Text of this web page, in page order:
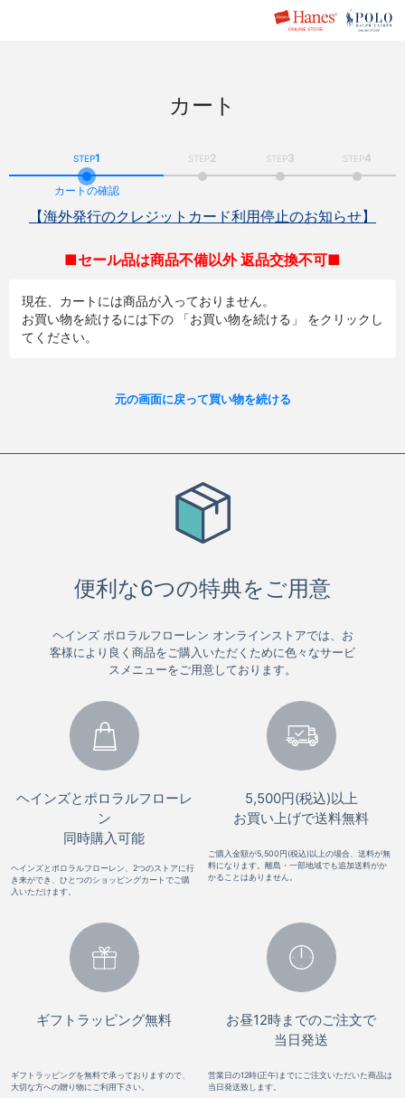
カート
STEP1
カートの確認
STEP2 STEP3 STEP4
【海外発行のクレジットカード利用停止のお知らせ】
■セール品は商品不備以外 返品交換不可■
現在、カートには商品が入っておりません。
お買い物を続けるには下の 「お買い物を続ける」 をクリックし
てください。
元の画面に戻って買い物を続ける
便利な6つの特典をご用意
ヘインズ ポロラルフローレン オンラインストアでは、お
客様により良く商品をご購入いただくために色々なサービ
スメニューをご用意しております。
ヘインズとポロラルフローレ
ン
同時購入可能
ヘインズとポロラルフローレン、2つのストアに行
き来ができ、ひとつのショッピングカートでご購
入いただけます。
5,500円(税込)以上
お買い上げで送料無料
ご購入金額が5,500円(税込)以上の場合、送料が無
料になります。離島・一部地域でも追加送料がか
かることはありません。
ギフトラッピング無料
ギフトラッピングを無料で承っておりますので、
大切な方への贈り物にご利用下さい。
お昼12時までのご注文で
当日発送
営業日の12時(正午)までにご注文いただいた商品は
当日発送致します。